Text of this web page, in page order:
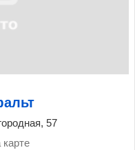
57